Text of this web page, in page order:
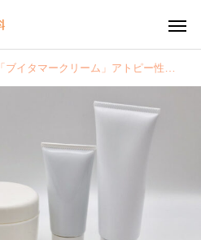
「ブイタマークリーム」アトピー性皮膚炎と尋常性乾癬の外用薬